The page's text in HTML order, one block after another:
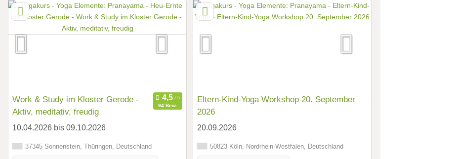
Work & Study im Kloster Gerode -
Aktiv, meditativ, freudig
94 Bew.
10.04.2026 bis 09.10.2026
37345 Sonnenstein, Thüringen, Deutschland
Eltern-Kind-Yoga Workshop 20. September
2026
20.09.2026
50823 Köln, Nordrhein-Westfalen, Deutschland